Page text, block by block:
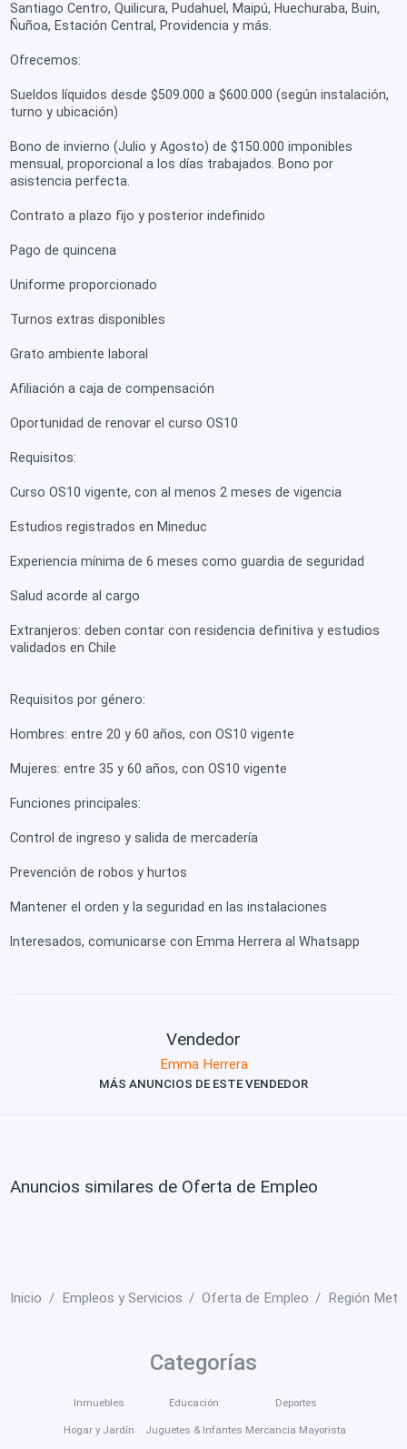
Santiago Centro, Quilicura, Pudahuel, Maipú, Huechuraba, Buin,
Ñuñoa, Estación Central, Providencia y más.
Ofrecemos:
Sueldos líquidos desde $509.000 a $600.000 (según instalación,
turno y ubicación)
Bono de invierno (Julio y Agosto) de $150.000 imponibles
mensual, proporcional a los días trabajados. Bono por
asistencia perfecta.
Contrato a plazo fijo y posterior indefinido
Pago de quincena
Uniforme proporcionado
Turnos extras disponibles
Grato ambiente laboral
Afiliación a caja de compensación
Oportunidad de renovar el curso OS10
Requisitos:
Curso OS10 vigente, con al menos 2 meses de vigencia
Estudios registrados en Mineduc
Experiencia mínima de 6 meses como guardia de seguridad
Salud acorde al cargo
Extranjeros: deben contar con residencia definitiva y estudios
validados en Chile
Requisitos por género:
Hombres: entre 20 y 60 años, con OS10 vigente
Mujeres: entre 35 y 60 años, con OS10 vigente
Funciones principales:
Control de ingreso y salida de mercadería
Prevención de robos y hurtos
Mantener el orden y la seguridad en las instalaciones
Interesados, comunicarse con Emma Herrera al Whatsapp
Vendedor
Emma Herrera
MÁS ANUNCIOS DE ESTE VENDEDOR
Anuncios similares de Oferta de Empleo
Inicio Empleos y Servicios Oferta de Empleo Región
Categorías
Inmuebles
Hogar y Jardín
Educación
Juguetes & Infantes
Deportes
Mercancía Mayorista